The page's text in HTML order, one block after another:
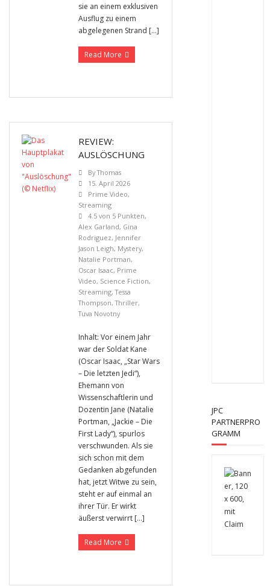
sie an einem exklusiven
Ausflug zu einem
abgelegenen Strand […]
Read More
REVIEW:
AUSLÖSCHUNG
ByThomas
15. April 2026
Prime Video,
Streaming
4.5 von 5 Punkten,
Alex Garland, Gina
Rodriguez, Jennifer
Jason Leigh, Mystery,
Natalie Portman,
Oscar Isaac, Prime
Video, Science Fiction,
Streaming,Tessa
Thompson,Thriller,
Tuva Novotny
Inhalt: Vor einem Jahr
war der Soldat Kane
(Oscar Isaac, „Star Wars
– Die letzten Jedi“),
Ehemann von
Wissenschaftlerin und
Dozentin Jane (Natalie
Portman, „Jackie – Die
First Lady“), spurlos
verschwunden. Als sie
sich schon mit dem
Gedanken abgefunden
hat, jetzt Witwe zu sein,
steht er auf einmal an
ihrer Tür. Er wirkt
äußerst verwirrt […]
Read More
JPC
PARTNERPRO
GRAMM